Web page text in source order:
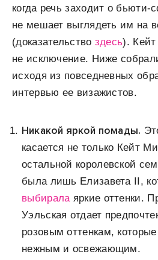
когда речь заходит о бьюти-
не мешает выглядеть им на
(доказательство здесь).
не исключение. Ниже
исходя из повседневных
интервью ее визажистов.
Никакой яркой помады.
касается не только Кейт
остальной королевской
была лишь Елизавета II,
выбирала яркие оттенки.
Уэльская отдает
розовым оттенкам,
нежным и освежающим.